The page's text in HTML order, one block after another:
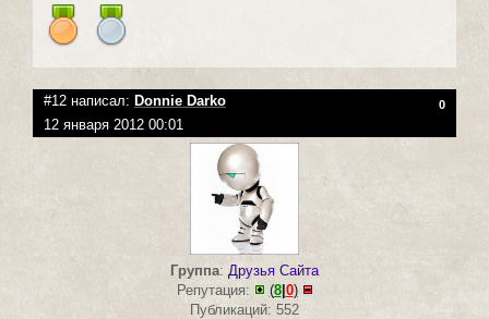
#12 написал: Donnie Darko 0
12 января 2012 00:01
Группа: Друзья Сайта
Репутация:
(8| 0)
Публикаций: 552